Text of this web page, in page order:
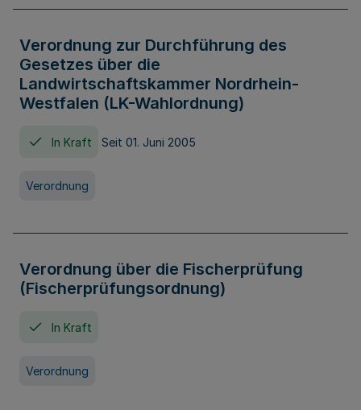
Verordnung zur Durchführung des
Gesetzes über die
Landwirtschaftskammer Nordrhein-
Westfalen (LK-Wahlordnung)
In Kraft Seit 01. Juni 2005
Verordnung
Verordnung über die Fischerprüfung
(Fischerprüfungsordnung)
In Kraft
Verordnung